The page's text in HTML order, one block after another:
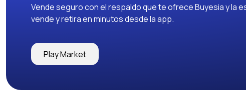
Vende seguro con el respaldo que te ofrece Buyesia y la
vende y retira en minutos desde la app.
Play Market